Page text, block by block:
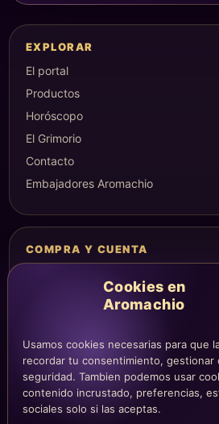
Cookies en
Aromachio
Usamos cookies necesarias para que
recordar tu consentimiento, gestionar
seguridad. Tambien podemos usar
contenido incrustado, preferencias,
sociales solo si las aceptas.
EXPLORAR
El portal
Productos
Horóscopo
El Grimorio
Contacto
Embajadores Aromachio
COMPRA Y CUENTA
Condiciones de compra
Envíos y devoluciones